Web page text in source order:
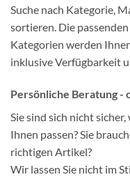
Suche nach Kategorie,
sortieren. Die
Kategorien werden
inklusive Verfügbarkeit
Persönliche Beratung -
Sie sind sich nicht
Ihnen passen? Sie
richtigen Artikel?
Wir lassen Sie nicht im